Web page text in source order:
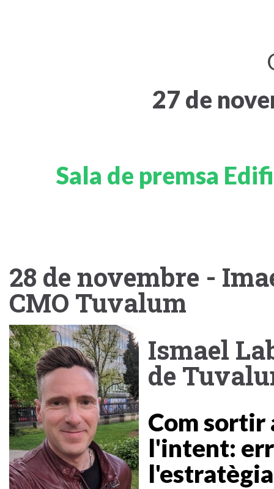
27 de
Sala de premsa
28 de novembre -
CMO Tuvalum
Ismael
de
Com sortir
l'intent: